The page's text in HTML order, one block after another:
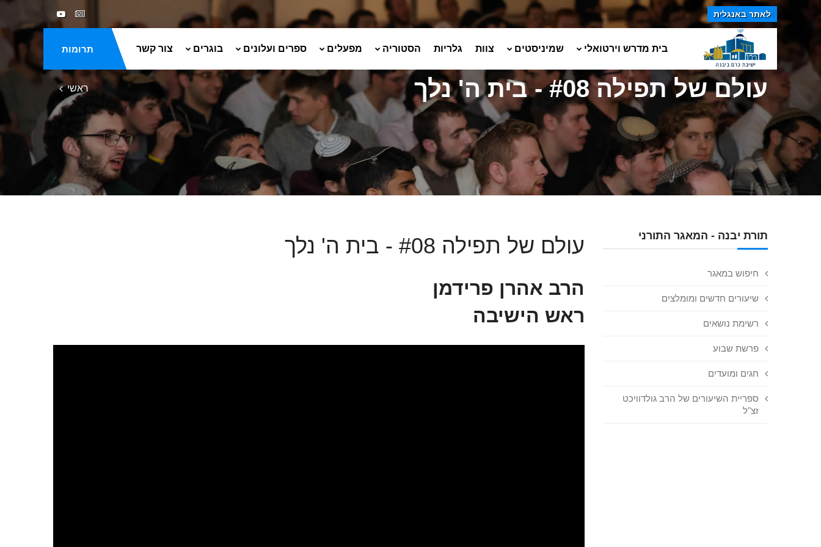
לאתר באנגלית
תרומות בית מדרש וירטואלי שמיניסטים צוות גלריות הסטוריה מפעלים ספרים ועלונים בוגרים צור קשר
עולם של תפילה #08 - בית ה' נלך ראשי
תורת יבנה - המאגר התורני
חיפוש במאגר
שיעורים חדשים ומומלצים
רשימת נושאים
פרשת שבוע
חגים ומועדים
ספריית השיעורים של הרב גולדוויכט
זצ"ל
עולם של תפילה #08 - בית ה' נלך
הרב אהרן פרידמן
ראש הישיבה